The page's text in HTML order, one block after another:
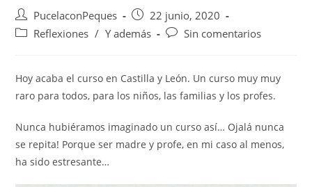
PucelaconPeques
22 junio, 2020
Reflexiones / Y además Sin comentarios
Hoy acaba el curso en Castilla y León. Un curso muy muy
raro para todos, para los niños, las familias y los profes.
Nunca hubiéramos imaginado un curso así… Ojalá nunca
se repita! Porque ser madre y profe, en mi caso al menos,
ha sido estresante…